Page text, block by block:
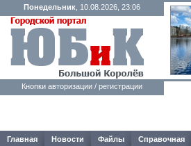
Понедельник , 10.08.2026, 23:06
Кнопки авторизации / регистрации
Главная Новости Файлы Справочная